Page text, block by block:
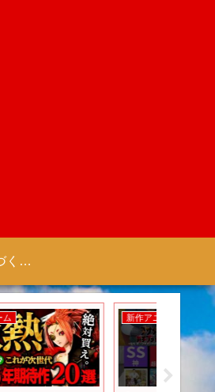
特定商取引法に基づく表記（商取引に関する開示）
新作アニメ